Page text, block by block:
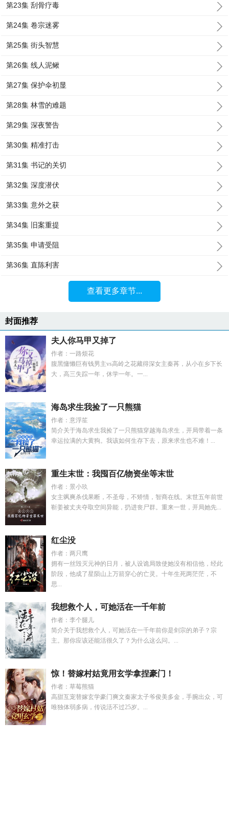
第23集 刮骨疗毒
第24集 卷宗迷雾
第25集 街头智慧
第26集 线人泥鳅
第27集 保护伞初显
第28集 林雪的难题
第29集 深夜警告
第30集 精准打击
第31集 书记的关切
第32集 深度潜伏
第33集 意外之获
第34集 旧案重提
第35集 申请受阻
第36集 直陈利害
查看更多章节...
封面推荐
夫人你马甲又掉了
作者：一路烦花
腹黑慵懒巨有钱男主vs高岭之花藏得深女主秦苒，从小在乡下长
大，高三失踪一年，休学一年。一...
海岛求生我捡了一只熊猫
作者：意浮笙
简介关于海岛求生我捡了一只熊猫穿越海岛求生，开局带着一条
幸运拉满的大黄狗。我该如何生存下去，原来求生也不难！...
重生末世：我囤百亿物资坐等末世
作者：景小玖
女主飒爽杀伐果断，不圣母，不矫情，智商在线。末世五年前世
靳姜被丈夫夺取空间异能，扔进丧尸群。重来一世，开局她先...
红尘没
作者：两只鹰
拥有一丝毁灭元神的日月，被人设诡局致使她没有相信他，经此
阶段，他成了星陨山上万箭穿心的亡灵。十年生死两茫茫，不
思...
我想救个人，可她活在一千年前
作者：李个腿儿
简介关于我想救个人，可她活在一千年前你是剑宗的弟子？宗
主。那你应该还能活很久了？为什么这么问。...
惊！替嫁村姑竟用玄学拿捏豪门！
作者：草莓熊猫
高甜互宠替嫁玄学豪门爽文秦家太子爷俊美多金，手腕出众，可
唯独体弱多病，传说活不过25岁。...